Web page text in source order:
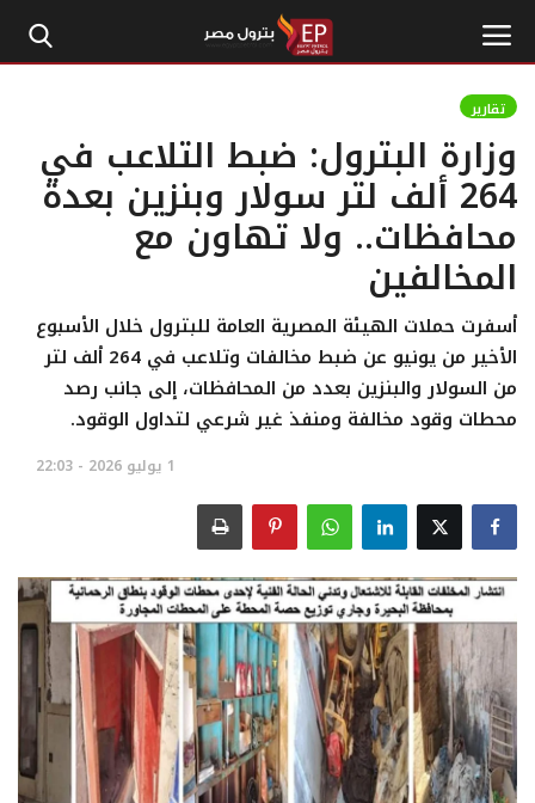
الرئيسية
إتصل بنا
بترول
أخبار مصر
اقتصاد وأموال
غاز
تعدين
اتصالات وتكنولوجيا
شركات
فيديو وتوك شو
تقارير
وزارة البترول: ضبط التلاعب في
264 ألف لتر سولار وبنزين بعدة
محافظات.. ولا تهاون مع
المخالفين
أسفرت حملات الهيئة المصرية العامة للبترول خلال الأسبوع
الأخير من يونيو عن ضبط مخالفات وتلاعب في 264 ألف لتر
من السولار والبنزين بعدد من المحافظات، إلى جانب رصد
محطات وقود مخالفة ومنفذ غير شرعي لتداول الوقود.
1 يوليو 2026 - 22:03